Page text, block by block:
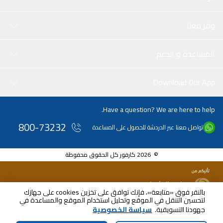
بالنقر فوق «متابعة»، فإنك توافق على تخزين cookies على جهازك
لتحسين التنقل في الموقع وتحليل استخدام الموقع والمساعدة في
جهودنا التسويقية. سياسة الخصوصية
Have a question? We are here to help.
تواصل معنا عبر الدردشة للحصول على المساعدة 800-73232
© 2026 كارفور كل الحقوق محفوظة